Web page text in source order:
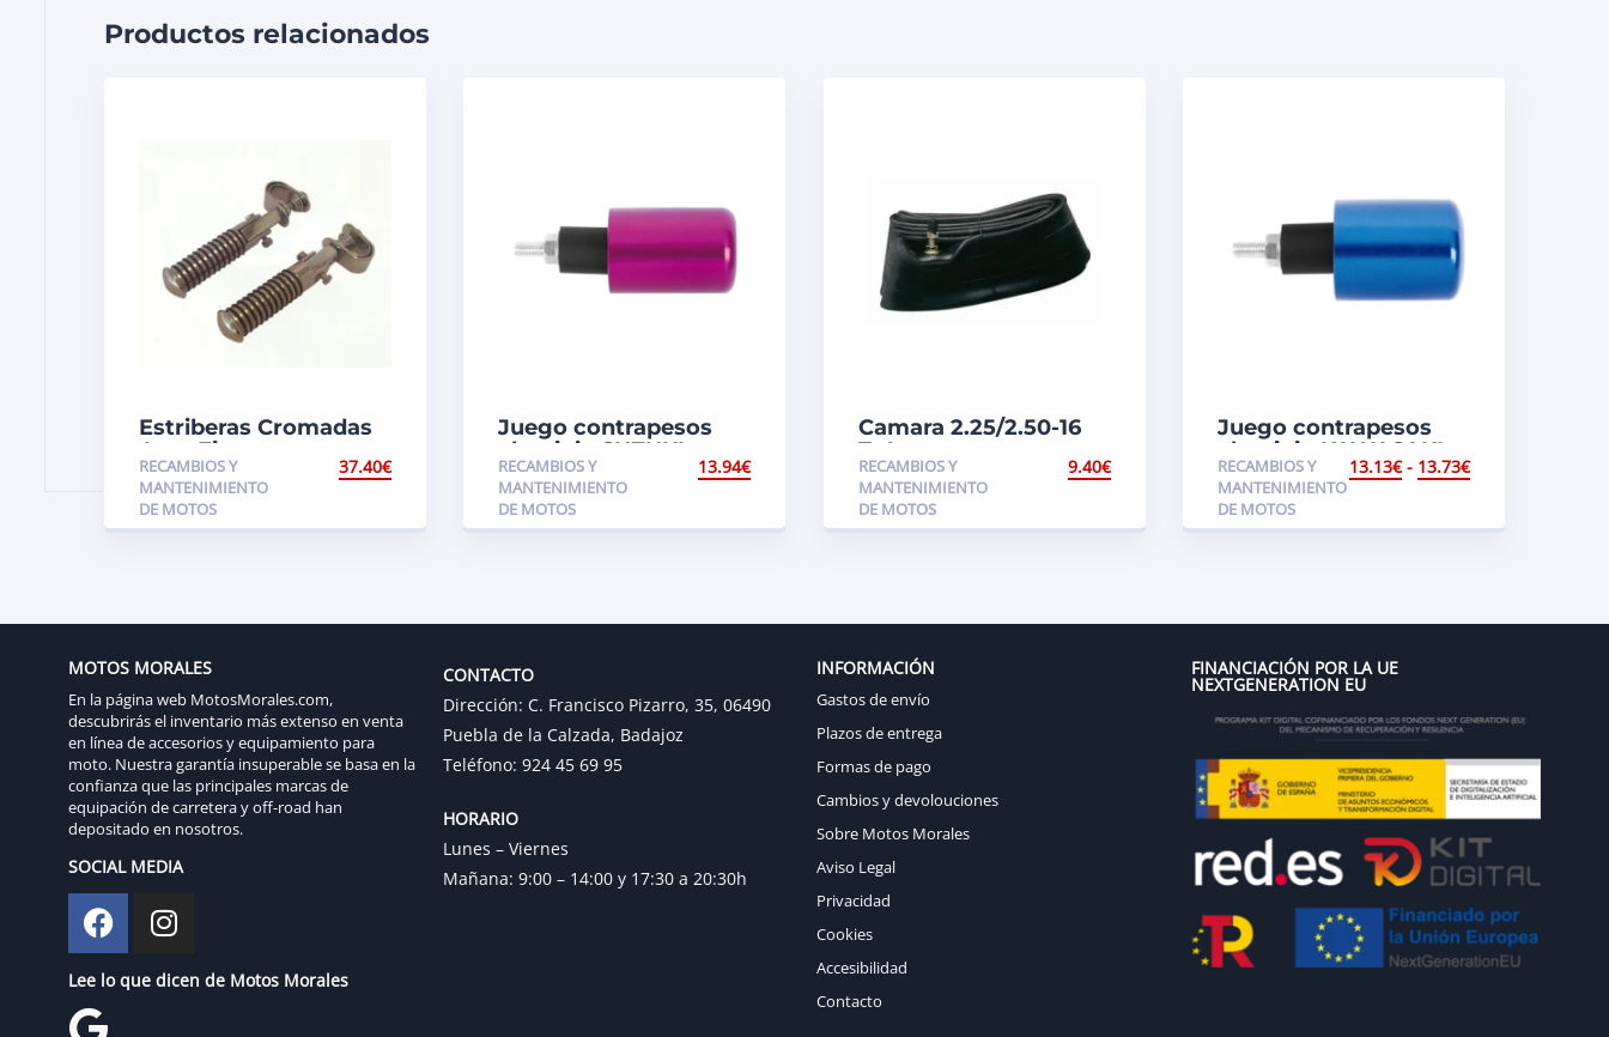
Productos relacionados
Estriberas Cromadas
Aros Finos
RECAMBIOS Y
MANTENIMIENTO
DE MOTOS
37.40€
Juego contrapesos
aluminio SUZUKI
RECAMBIOS Y
MANTENIMIENTO
DE MOTOS
13.94€
Camara 2.25/2.50-16
Tr4
RECAMBIOS Y
MANTENIMIENTO
DE MOTOS
9.40€
Juego contrapesos
aluminio KAWASAKI
RECAMBIOS Y
MANTENIMIENTO
DE MOTOS
13.13€ - 13.73€
MOTOS MORALES
En la página web MotosMorales.com,
descubrirás el inventario más extenso en venta
en línea de accesorios y equipamiento para
moto. Nuestra garantía insuperable se basa en la
confianza que las principales marcas de
equipación de carretera y off-road han
depositado en nosotros.
SOCIAL MEDIA
Lee lo que dicen de Motos Morales
CONTACTO
Dirección: C. Francisco Pizarro, 35, 06490
Puebla de la Calzada, Badajoz
Teléfono: 924 45 69 95
HORARIO
Lunes – Viernes
Mañana: 9:00 – 14:00 y 17:30 a 20:30h
INFORMACIÓN
Gastos de envío
Plazos de entrega
Formas de pago
Cambios y devolouciones
Sobre Motos Morales
Aviso Legal
Privacidad
Cookies
Accesibilidad
Contacto
FINANCIACIÓN POR LA UE
NEXTGENERATION EU